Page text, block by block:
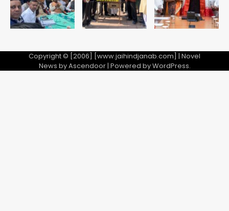
Copyright © [2006] [www.jaihindjanab.com] | Novel
News byAscendoor| Powered byWordPress.